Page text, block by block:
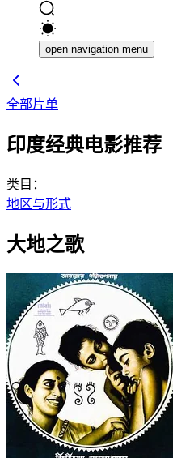
open navigation menu
全部片单
印度经典电影推荐
类目：
地区与形式
大地之歌